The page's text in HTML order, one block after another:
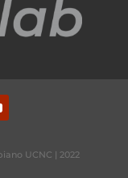
UCNC | 2022